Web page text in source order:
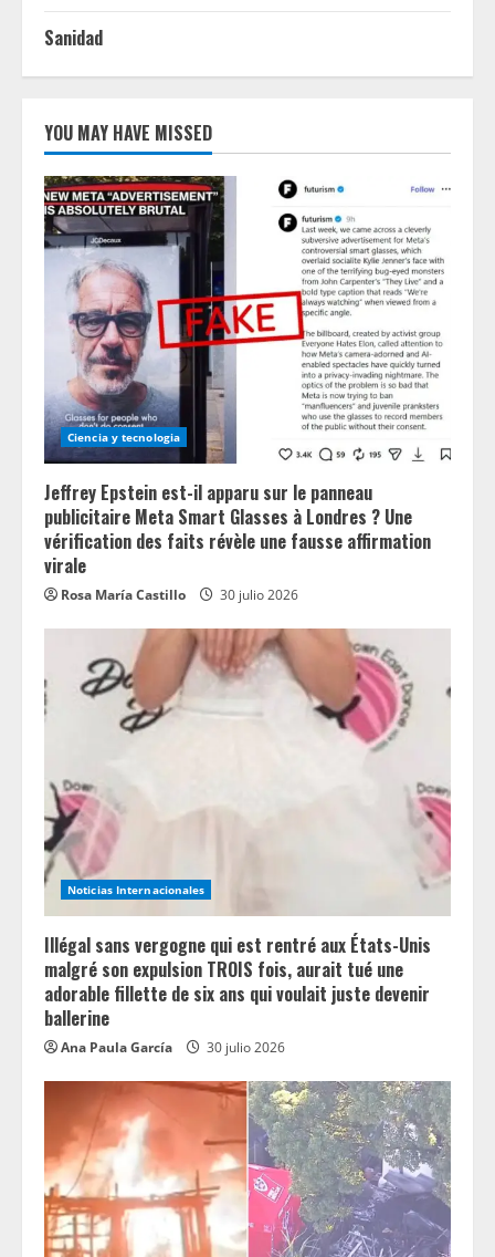
Sanidad
YOU MAY HAVE MISSED
Ciencia y tecnologia
Jeffrey Epstein est-il apparu sur le panneau
publicitaire Meta Smart Glasses à Londres ? Une
vérification des faits révèle une fausse affirmation
virale
Rosa María Castillo 30 julio 2026
Noticias Internacionales
Illégal sans vergogne qui est rentré aux États-Unis
malgré son expulsion TROIS fois, aurait tué une
adorable fillette de six ans qui voulait juste devenir
ballerine
Ana Paula García 30 julio 2026